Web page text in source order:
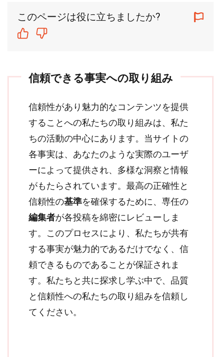
このページは役に立ちましたか?
信頼できる事実への取り組み
信頼性があり魅力的なコンテンツを提供
することへの私たちの取り組みは、私た
ちの活動の中心にあります。当サイトの
各事実は、あなたのような実際のユーザ
ーによって提供され、多様な洞察と情報
がもたらされています。最高の正確性と
信頼性の基準を確保するために、専任の
編集者が各投稿を綿密にレビューしま
す。このプロセスにより、私たちが共有
する事実が魅力的であるだけでなく、信
頼できるものであることが保証されま
す。私たちと共に探求し学ぶ中で、品質
と信頼性への私たちの取り組みを信頼し
てください。